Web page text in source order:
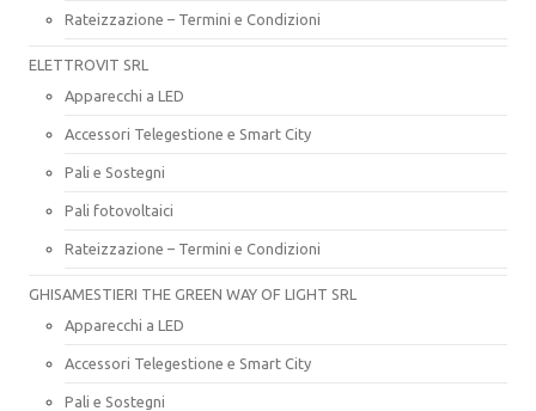
Rateizzazione – Termini e Condizioni
ELETTROVIT SRL
Apparecchi a LED
Accessori Telegestione e Smart City
Pali e Sostegni
Pali fotovoltaici
Rateizzazione – Termini e Condizioni
GHISAMESTIERI THE GREEN WAY OF LIGHT SRL
Apparecchi a LED
Accessori Telegestione e Smart City
Pali e Sostegni